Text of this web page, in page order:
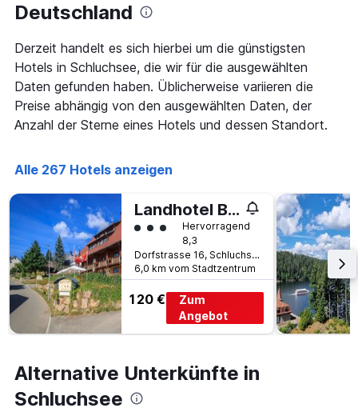
Deutschland
Derzeit handelt es sich hierbei um die günstigsten
Hotels in Schluchsee, die wir für die ausgewählten
Daten gefunden haben. Üblicherweise variieren die
Preise abhängig von den ausgewählten Daten, der
Anzahl der Sterne eines Hotels und dessen Standort.
Alle 267 Hotels anzeigen
Landhotel Bartlehof
Bewertungskategorie 3
Hervorragend
8,3
Dorfstrasse 16, Schluchsee, Baden-Württemberg, Deutschland
6,0 km vom Stadtzentrum
120 €
Zum
Angebot
Alternative Unterkünfte in
Schluchsee